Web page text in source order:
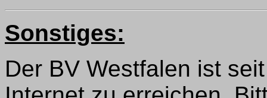
Sonstiges:
Der BV Westfalen ist